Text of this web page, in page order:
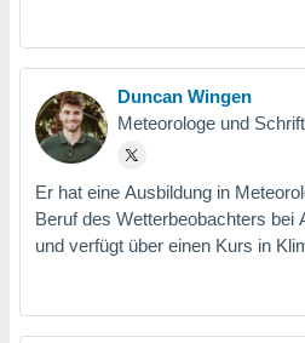
Duncan Wingen
Meteorologe und
Er hat eine Ausbildung in
Beruf des Wetterbeobachters bei
und verfügt über einen Kurs in